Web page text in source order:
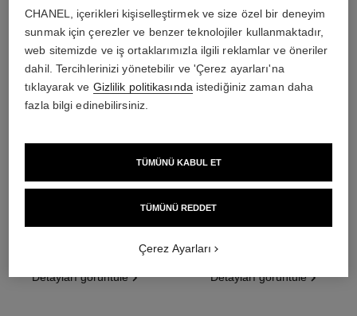
kissed powder
Sağlikli Işilti Sunan Uç Pudranin
Dekolte Bölgesi̇ İçi̇n Tasarlandi.
Detayları görüntüle
powder
Lightweight, Imperceptible and
Detayları görüntüle
CHANEL, içerikleri kişiselleştirmek ve size özel bir deneyim
sunmak için çerezler ve benzer teknolojiler kullanmaktadır,
web sitemizde ve iş ortaklarımızla ilgili reklamlar ve öneriler
dahil. Tercihlerinizi yönetebilir ve 'Çerez ayarları'na
tıklayarak ve Gizlilik politikasında istediğiniz zaman daha
fazla bilgi edinebilirsiniz.
TÜMÜNÜ REDDET
TÜMÜNÜ KABUL ET
Çerez Ayarları